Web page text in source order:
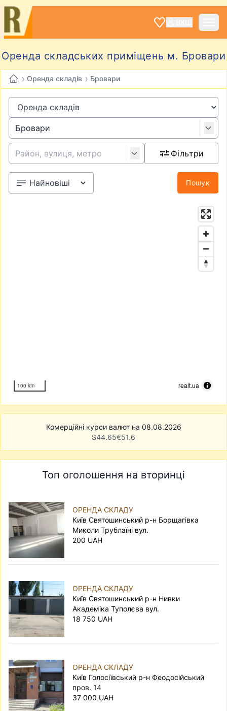
Оренда складських приміщень м. Бровари
› Оренда складів › Бровари
Фільтри
Пошук
100 km realt.ua
Комерційні курси валют на 08.08.2026
$44.65€51.6
Топ оголошення на вторинці
ОРЕНДА СКЛАДУ
Київ Святошинський р-н Борщагівка
Миколи Трублаїні вул.
200 UAH
ОРЕНДА СКЛАДУ
Київ Святошинський р-н Нивки
Академіка Туполєва вул.
18 750 UAH
ОРЕНДА СКЛАДУ
Київ Голосіївський р-н Феодосійський
пров. 14
37 000 UAH